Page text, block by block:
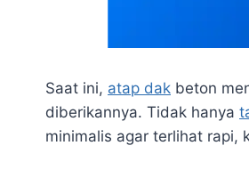
Saat ini, atap dak beton
diberikannya. Tidak hanya
minimalis agar terlihat rapi,